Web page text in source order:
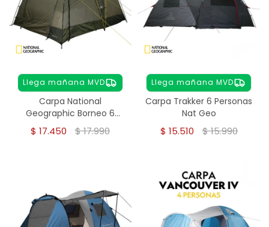
Llega mañana MVD
Carpa National
Geographic Borneo 6
Personas
$ 17.450 $17.990
Llega mañana MVD
Carpa Trakker 6 Personas
Nat Geo
$ 15.510 $15.990